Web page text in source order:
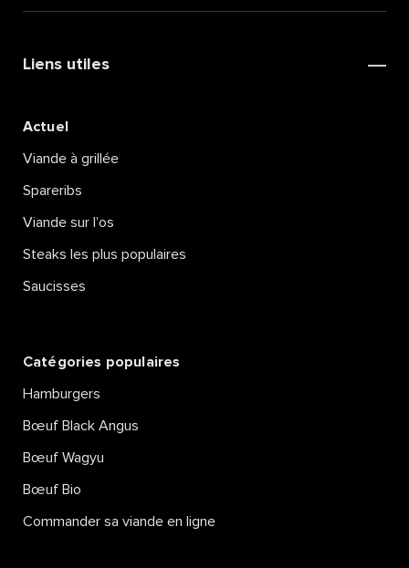
Liens utiles
Actuel
Viande à grillée
Spareribs
Viande sur l’os
Steaks les plus populaires
Saucisses
Catégories populaires
Hamburgers
Bœuf Black Angus
Bœuf Wagyu
Bœuf Bio
Commander sa viande en ligne